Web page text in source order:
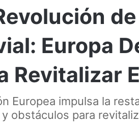
Europa
Revitalizar
Europea impulsa la
obstáculos para